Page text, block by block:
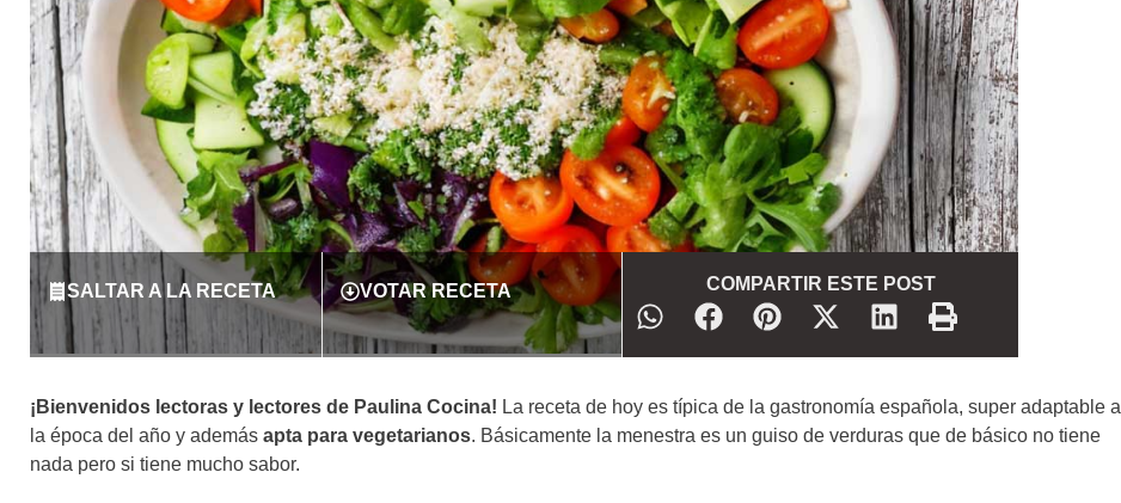
SALTAR A LA RECETA VOTAR RECETA COMPARTIR ESTE POST
¡Bienvenidos lectoras y lectores de Paulina Cocina! La receta de hoy es típica de la gastronomía española, super adaptable a
la época del año y además apta para vegetarianos. Básicamente la menestra es un guiso de verduras que de básico no tiene
nada pero si tiene mucho sabor.